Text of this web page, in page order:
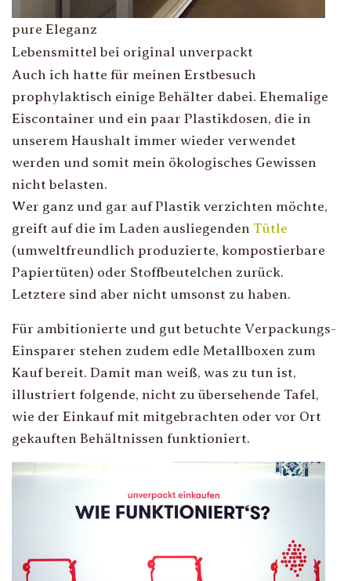
pure Eleganz
Lebensmittel bei original unverpackt
Auch ich hatte für meinen Erstbesuch
prophylaktisch einige Behälter dabei. Ehemalige
Eiscontainer und ein paar Plastikdosen, die in
unserem Haushalt immer wieder verwendet
werden und somit mein ökologisches Gewissen
nicht belasten.
Wer ganz und gar auf Plastik verzichten möchte,
greift auf die im Laden ausliegenden Tütle
(umweltfreundlich produzierte, kompostierbare
Papiertüten) oder Stoffbeutelchen zurück.
Letztere sind aber nicht umsonst zu haben.
Für ambitionierte und gut betuchte Verpackungs-
Einsparer stehen zudem edle Metallboxen zum
Kauf bereit. Damit man weiß, was zu tun ist,
illustriert folgende, nicht zu übersehende Tafel,
wie der Einkauf mit mitgebrachten oder vor Ort
gekauften Behältnissen funktioniert.